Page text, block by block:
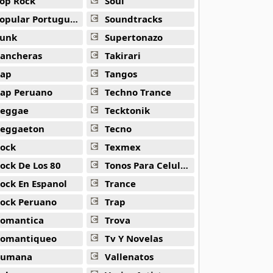
Portuguesa
Peruano
De Los 80
En Espanol
Peruano
Soundtracks
Supertonazo
Takirari
Tangos
Techno Trance
Tecktonik
Tecno
Texmex
Tonos Para Celulares
Trance
Trap
Trova
Tv Y Novelas
Vallenatos